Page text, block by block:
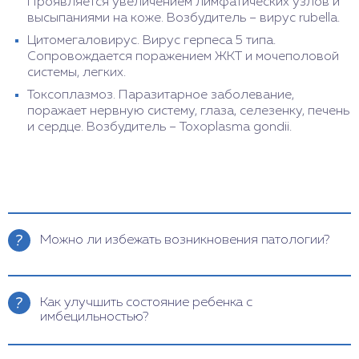
высыпаниями на коже. Возбудитель – вирус rubella.
Цитомегаловирус. Вирус герпеса 5 типа.
Сопровождается поражением ЖКТ и мочеполовой
системы, легких.
Токсоплазмоз. Паразитарное заболевание,
поражает нервную систему, глаза, селезенку, печень
и сердце. Возбудитель – Toxoplasma gondii.
Можно ли избежать возникновения патологии?
Чтобы предупредить рождение ребенка с
планировать беременность и проходить
предварительные исследования. На ранних
Как улучшить состояние ребенка с
имбецильностью?
Полностью вылечить имбецильность не